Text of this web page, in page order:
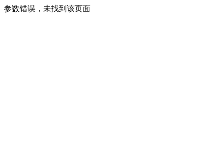
参数错误，未找到该页面